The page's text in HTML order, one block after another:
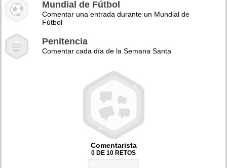
Mundial de Fútbol
Comentar una entrada durante un Mundial de
Fútbol
Penitencia
Comentar cada día de la Semana Santa
Comentarista
0 DE 10 RETOS